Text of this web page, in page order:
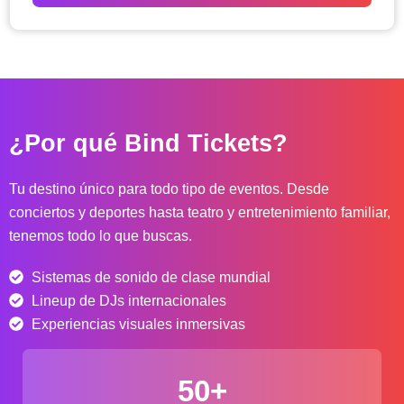
d
p
c
i
s
:
d
d
$
¿Por qué Bind Tickets?
Tu destino único para todo tipo de eventos. Desde
conciertos y deportes hasta teatro y entretenimiento familiar,
tenemos todo lo que buscas.
Sistemas de sonido de clase mundial
Lineup de DJs internacionales
Experiencias visuales inmersivas
50+